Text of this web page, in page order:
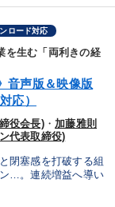
ロード対応
を生む「両利きの経
音声版＆映像版
応）
役会長)・加藤雅則
代表取締役)
閉塞感を打破する組
…。連続増益へ導い